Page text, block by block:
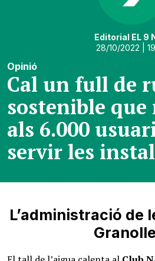
Editorial EL 9
28/10/2022 |
Opinió
Cal un full de
sostenible
als 6.000
servir les
L’administració de